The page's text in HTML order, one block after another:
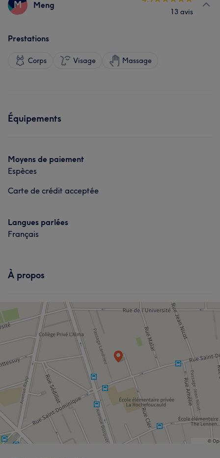
M Meng
13 avis
Prestations
Corps Visage Massage
Équipements
Moyens de paiement
Espèces
Carte de crédit acceptée
Langues parlées
Français
À propos